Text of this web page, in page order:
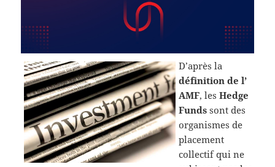
D’après la
définition de l’
AMF, lesHedge
Funds sont des
organismes de
placement
collectif qui ne